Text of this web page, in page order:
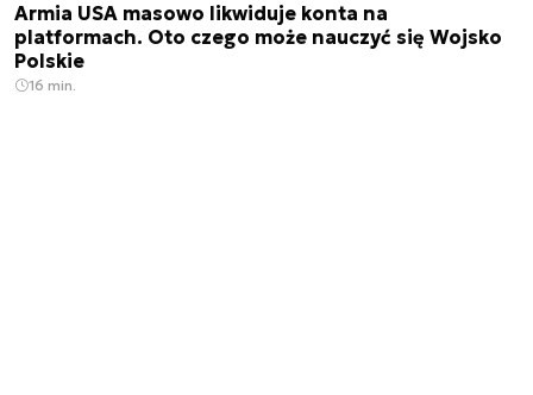
Armia USA masowo likwiduje konta na
platformach. Oto czego może nauczyć się Wojsko
Polskie
16 min.